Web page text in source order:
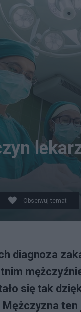
Obserwuj temat
diagnoza
się tak